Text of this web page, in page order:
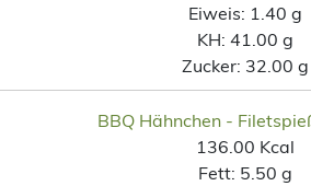
Eiweis: 1.40 g
KH: 41.00 g
Zucker: 32.00 g
BBQ Hähnchen -
136.00 Kcal
Fett: 5.50 g